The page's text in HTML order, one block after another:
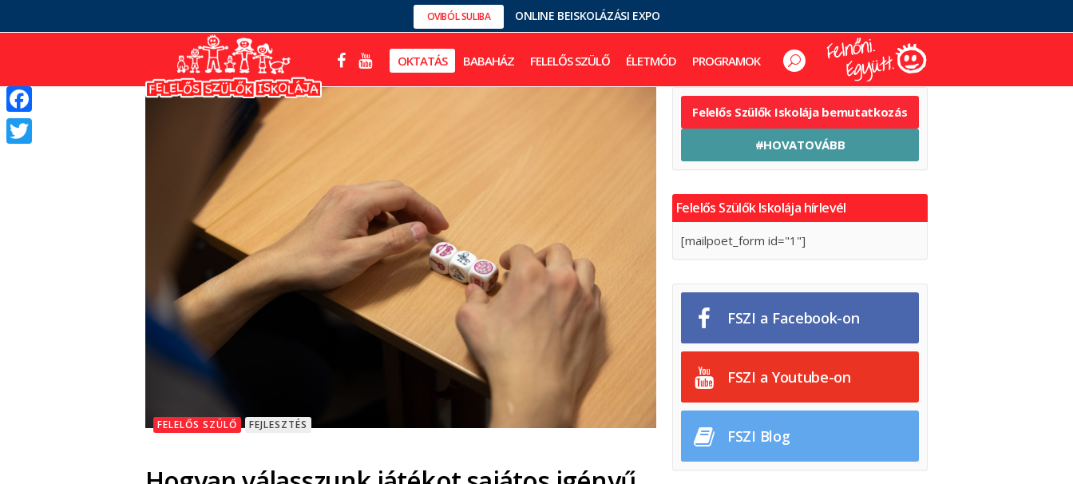
OVIBÓL SULIBA ONLINE BEISKOLÁZÁSI EXPO
OKTATÁS BABAHÁZ FELELŐS SZÜLŐ ÉLETMÓD PROGRAMOK
FELELŐS SZÜLŐ FEJLESZTÉS
Felelős Szülők Iskolája bemutatkozás
#HOVATOVÁBB
Felelős Szülők Iskolája hírlevél
[mailpoet_form id="1"]
FSZI a Facebook-on
FSZI a Youtube-on
FSZI Blog
Facebook